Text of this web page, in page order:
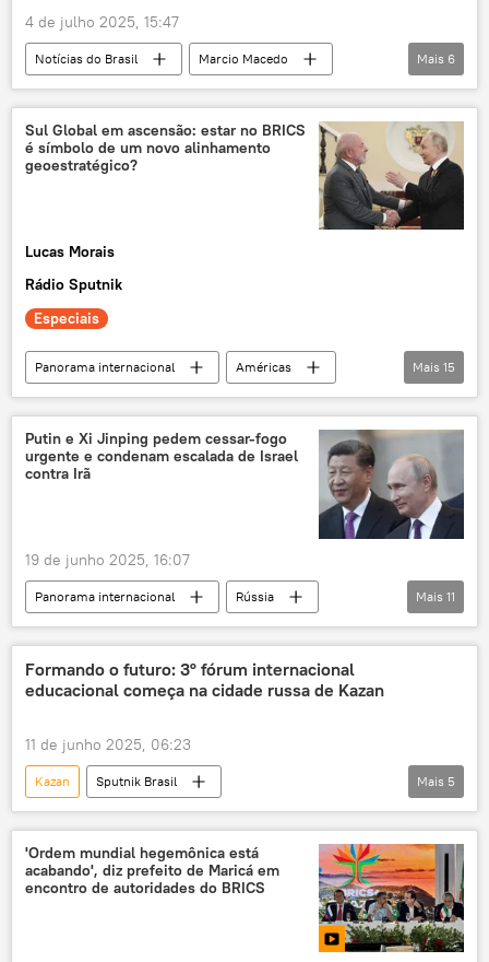
exclusiva
Ocidente
Luiz Inácio Lula da Silva
Mundioka
Guilherme Casarões
Sul Global
UFMG
4 de julho 2025, 15:47
Notícias do Brasil
Marcio Macedo
Brasil
Rio de Janeiro
BRICS
Organização das Nações Unidas
ONU
Américas
Mais 6
Sul Global em ascensão: estar no BRICS
é símbolo de um novo alinhamento
geoestratégico?
Lucas Morais
Rádio Sputnik
Especiais
Panorama internacional
Américas
Ásia e Oceania
Europa
Oriente Médio e África
Sul Global
Brasil
Bolívia
BRICS
multipolaridade
desdolarização
exclusiva
Mais 15
Putin e Xi Jinping pedem cessar-fogo
urgente e condenam escalada de Israel
contra Irã
19 de junho 2025, 16:07
Panorama internacional
Rússia
Ásia e Oceania
Mundo
Vladimir Putin
Yuri Ushakov
Xi Jinping
Irã
Israel
cooperação bilateral
Mais 11
Formando o futuro: 3º fórum internacional
educacional começa na cidade russa de Kazan
11 de junho 2025, 06:23
Kazan
Sputnik Brasil
Panorama internacional
Rússia
Vladimir Putin
Federação da Rússia
Sul Global
Mais 5
'Ordem mundial hegemônica está
acabando', diz prefeito de Maricá em
encontro de autoridades do BRICS